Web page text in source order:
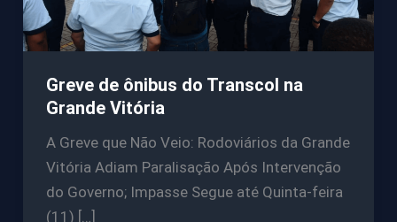
Greve de ônibus do Transcol na
Grande Vitória
A Greve que Não Veio: Rodoviários da Grande
Vitória Adiam Paralisação Após Intervenção
do Governo; Impasse Segue até Quinta-feira
(11) […]